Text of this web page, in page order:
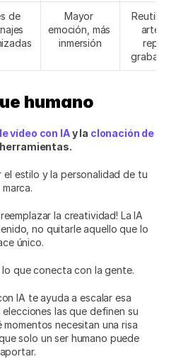
de
Mayor
emoción, más
inmersión
Reutilizar
arte sin
repetir
humano
vídeo con IA y la clonación de
el estilo y la personalidad de tu
marca.
la creatividad! La IA
no quitarle aquello que lo
único.
que conecta con la gente.
IA te ayuda a escalar esa
las que definen su
momentos necesitan una risa
solo un ser humano puede
aportar.